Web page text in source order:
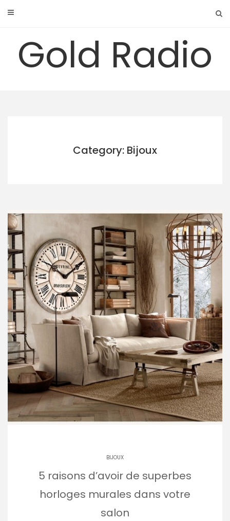
Gold Radio
Category: Bijoux
BIJOUX
5 raisons d’avoir de superbes
horloges murales dans votre
salon